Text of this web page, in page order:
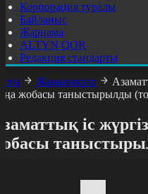
Корпорация туралы
Байланыс
Жарнама
ALTYN QOR
Редакция стандарты
Жаңалықтар
жобасы таныстырылды
іс